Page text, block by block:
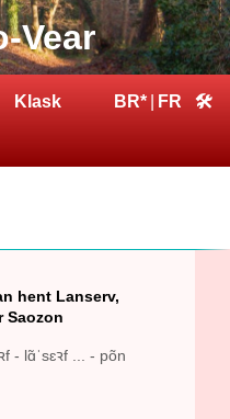
Vear
Klask
BR* FR 🛠
hent Lanserv,
Saozon
- lɑ̃ˈsɛꝛf ... - põn